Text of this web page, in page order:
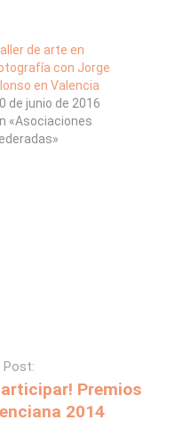
de arte en
con Jorge
en Valencia
de junio de 2016
«Asociaciones
Post:
Premios
2014